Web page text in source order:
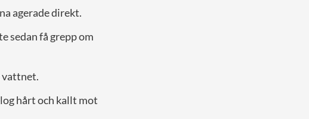
agerade direkt.
sedan få grepp om
vattnet.
hårt och kallt mot